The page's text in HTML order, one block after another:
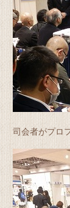
司会者がプロ